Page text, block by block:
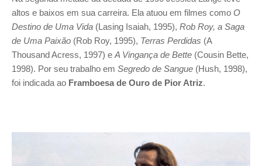
altos e baixos em sua carreira. Ela atuou em filmes como O
Destino de Uma Vida (Lasing Isaiah, 1995), Rob Roy, a Saga
de Uma Paixão (Rob Roy, 1995), Terras Perdidas (A
Thousand Acress, 1997) e A Vingança de Bette (Cousin Bette,
1998). Por seu trabalho em Segredo de Sangue (Hush, 1998),
foi indicada ao Framboesa de Ouro de Pior Atriz.